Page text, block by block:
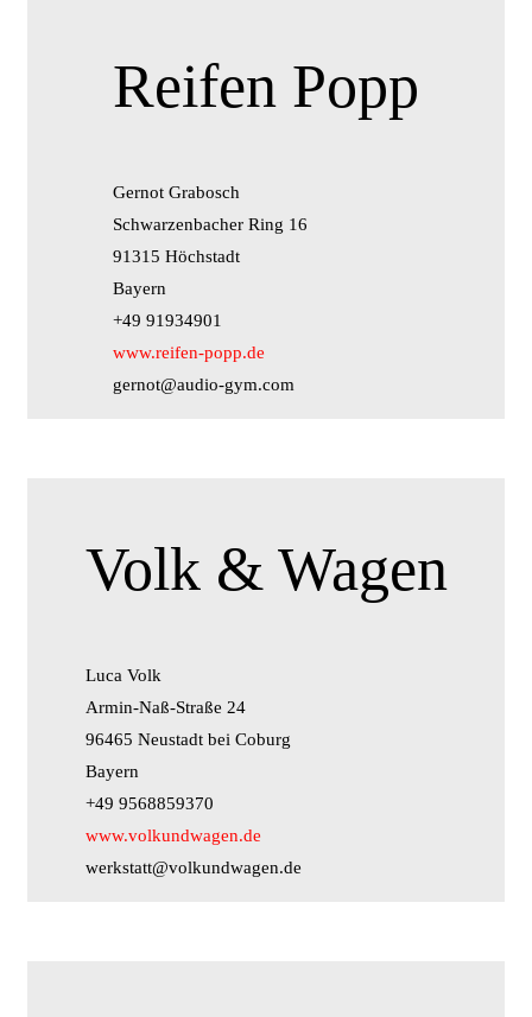
Reifen Popp
Gernot Grabosch
Schwarzenbacher Ring 16
91315 Höchstadt
Bayern
+49 91934901
www.reifen-popp.de
gernot@audio-gym.com
Volk & Wagen
Luca Volk
Armin-Naß-Straße 24
96465 Neustadt bei Coburg
Bayern
+49 9568859370
www.volkundwagen.de
werkstatt@volkundwagen.de